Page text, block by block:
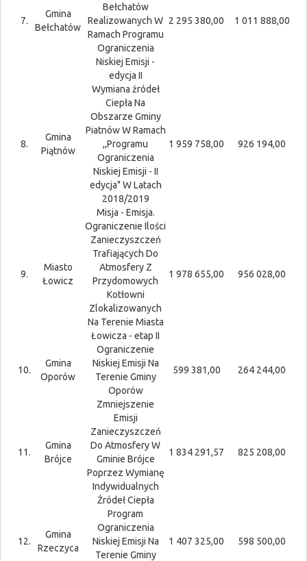
7.
Gmina
Bełchatów
Bełchatów
Realizowanych W
Ramach Programu
Ograniczenia
Niskiej Emisji -
edycja II
2 295 380,00 1 011 888,00
8.
Gmina
Piątnów
Wymiana źródeł
Ciepła Na
Obszarze Gminy
Piatnów W Ramach
,,Programu
Ograniczenia
Niskiej Emisji - II
edycja" W Latach
2018/2019
1 959 758,00 926 194,00
9.
Miasto
Łowicz
Misja - Emisja.
Ograniczenie Ilości
Zanieczyszczeń
Trafiających Do
Atmosfery Z
Przydomowych
Kotłowni
Zlokalizowanych
Na Terenie Miasta
Łowicza - etap II
1 978 655,00 956 028,00
10.
Gmina
Oporów
Ograniczenie
Niskiej Emisji Na
Terenie Gminy
Oporów
599 381,00 264 244,00
11.
Gmina
Brójce
Zmniejszenie
Emisji
Zanieczyszczeń
Do Atmosfery W
Gminie Brójce
Poprzez Wymianę
Indywidualnych
Źródeł Ciepła
1 834 291,57 825 208,00
12.
Gmina
Rzeczyca
Program
Ograniczenia
Niskiej Emisji Na
Terenie Gminy
1 407 325,00 598 500,00